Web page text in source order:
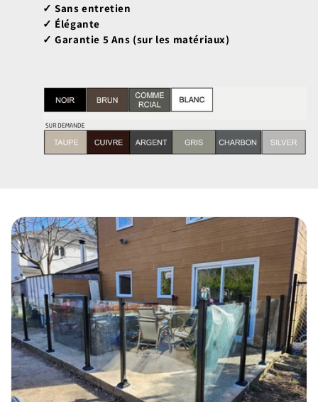
✓ Sans entretien
✓ Élégante
✓ Garantie 5 Ans (sur les matériaux)